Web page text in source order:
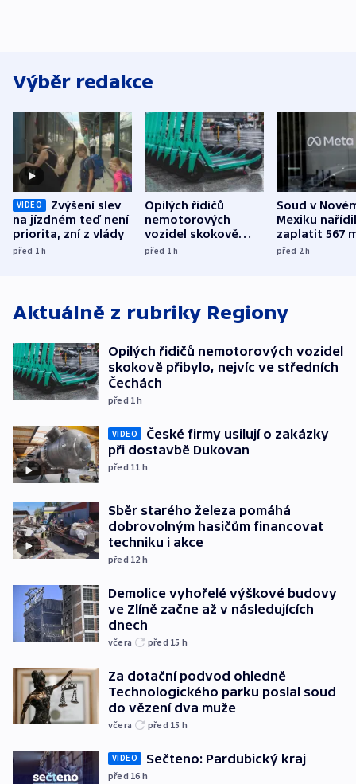
Výběr redakce
VIDEO
Zvýšení slev
na jízdném teď není
priorita, zní z vlády
před 1h
Opilých řidičů
nemotorových
vozidel skokově
přibylo, nejvíc ve
před 1h
Soud v
Mexiku
zaplatit 567
dolarů kvůli
před 2h
Aktuálně z rubriky Regiony
Opilých řidičů nemotorových vozidel
skokově přibylo, nejvíc ve středních
Čechách
před 1h
VIDEO
České firmy usilují o zakázky
při dostavbě Dukovan
před 11 h
Sběr starého železa pomáhá
dobrovolným hasičům financovat
techniku i akce
před 12 h
Demolice vyhořelé výškové budovy
ve Zlíně začne až v následujících
dnech
včera před 15 h
Za dotační podvod ohledně
Technologického parku poslal soud
do vězení dva muže
včera před 15 h
VIDEO Sečteno: Pardubický kraj
před 16 h